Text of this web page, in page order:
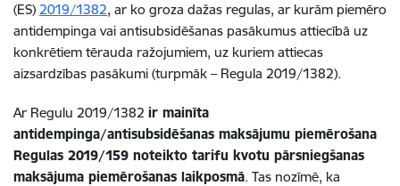
(ES) 2019/1382, ar ko groza dažas regulas, ar kurām piemēro
antidempinga vai antisubsidēšanas pasākumus attiecībā uz
konkrētiem tērauda ražojumiem, uz kuriem attiecas
aizsardzības pasākumi (turpmāk – Regula 2019/1382).
Ar Regulu 2019/1382 ir mainīta
antidempinga/antisubsidēšanas maksājumu piemērošana
Regulas 2019/159 noteikto tarifu kvotu pārsniegšanas
maksājuma piemērošanas laikposmā. Tas nozīmē, ka